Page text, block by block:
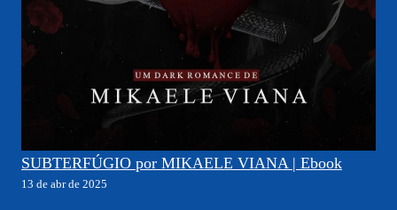
SUBTERFÚGIO por MIKAELE VIANA | Ebook
13 de abr de 2025